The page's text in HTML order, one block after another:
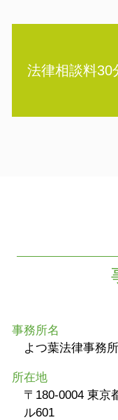
法律相談料30
事務所名
よつ葉法律事務所
所在地
〒180-0004 東京
ル601